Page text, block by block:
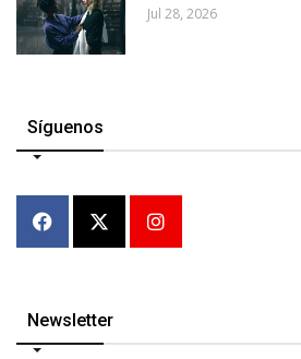
Jul 28, 2026
Síguenos
Newsletter